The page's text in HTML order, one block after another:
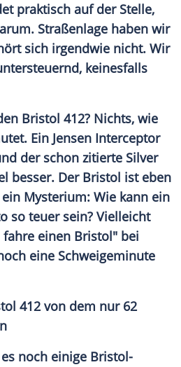
praktisch auf der Stelle,
Straßenlage haben wir
sich irgendwie nicht. Wir
keinesfalls
Bristol 412? Nichts, wie
Ein Jensen Interceptor
der schon zitierte Silver
besser. Der Bristol ist eben
Mysterium: Wie kann ein
so teuer sein? Vielleicht
einen Bristol" bei
eine Schweigeminute
412 von dem nur 62
noch einige Bristol-